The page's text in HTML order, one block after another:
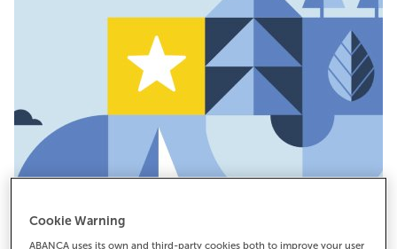
Cookie Warning
ABANCA uses its own and third-party cookies both to improve your user